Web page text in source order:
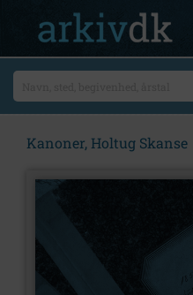
Kanoner, Holtug Skanse